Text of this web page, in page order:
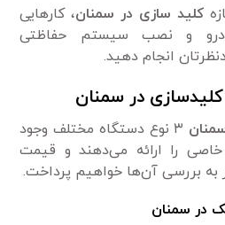
کلید سازی در سمنان، کارهایی
و نصب سیستم حفاظتی
انجام دهید.
در سمنان
۳ نوع دستگاه مختلف وجود
را ارائه می‌دهند و قیمت
به بررسی آن‌ها خواهیم پرداخت.
در سمنان